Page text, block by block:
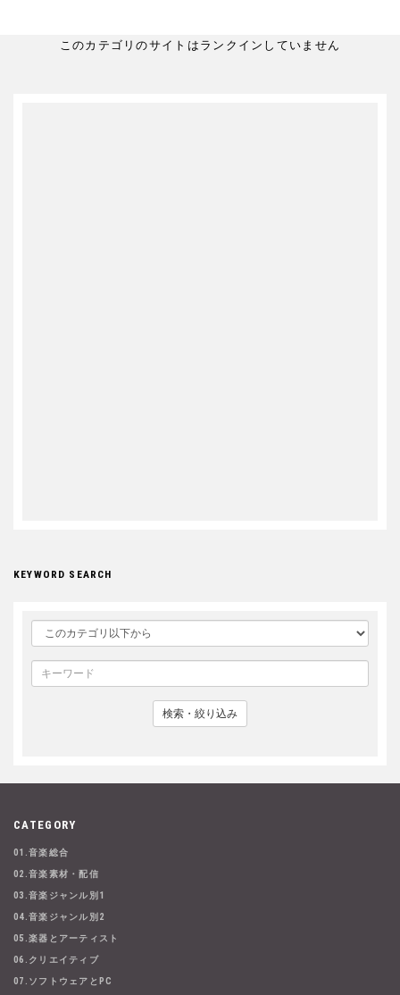
このカテゴリのサイトはランクインしていません
KEYWORD SEARCH
検索・絞り込み
CATEGORY
01.音楽総合
02.音楽素材・配信
03.音楽ジャンル別1
04.音楽ジャンル別2
05.楽器とアーティスト
06.クリエイティブ
07.ソフトウェアとPC